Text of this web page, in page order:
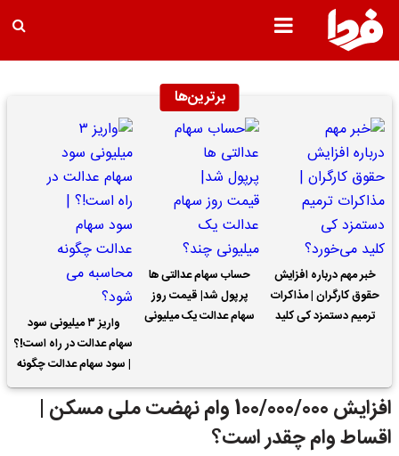
برترین‌ها
خبر مهم درباره افزایش
حقوق کارگران | مذاکرات
ترمیم دستمزد کی کلید
حساب سهام عدالتی ها
پرپول شد| قیمت روز
سهام عدالت یک میلیونی
واریز ۳ میلیونی سود
سهام عدالت در راه است!؟
| سود سهام عدالت چگونه
محاسبه می شود؟
افزایش 100/000/000 وام نهضت ملی مسکن |
اقساط وام چقدر است؟